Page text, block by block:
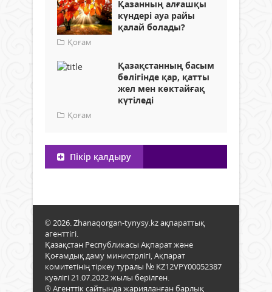
Қазанның алғашқы
күндері ауа райы
қалай болады?
Қоғам
Қазақстанның басым
бөлігінде қар, қатты
жел мен көктайғақ
күтіледі
Қоғам
Пікір қалдыру
© 2026. Zhanaqorgan-tynysy.kz ақпараттық
агенттігі.
Қазақстан Республикасы Ақпарат және
Қоғамдық даму министрлігі, Ақпарат
комитетінің тіркеу туралы № KZ12VPY00052387
куәлігі 21.07.2022 жылы берілген.
® Агенттік сайтында жарияланған барлық